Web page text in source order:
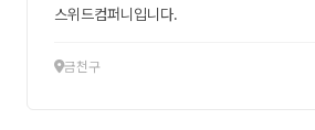
스위드컴퍼니입니다.
금천구